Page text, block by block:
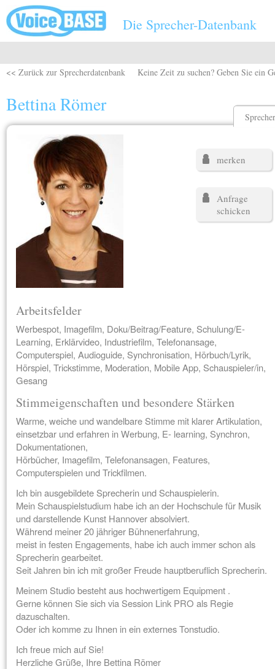
Direkt zum Inhalt
Die Sprecher-Datenbank
<< Zurück zur Sprecherdatenbank Keine Zeit zu suchen? Geben Sie ein
Bettina Römer
merken
Anfrage
schicken
Arbeitsfelder
Werbespot, Imagefilm, Doku/Beitrag/Feature, Schulung/E-
Learning, Erklärvideo, Industriefilm, Telefonansage,
Computerspiel, Audioguide, Synchronisation, Hörbuch/Lyrik,
Hörspiel, Trickstimme, Moderation, Mobile App, Schauspieler/in,
Gesang
Stimmeigenschaften und besondere Stärken
Warme, weiche und wandelbare Stimme mit klarer Artikulation,
einsetzbar und erfahren in Werbung, E- learning, Synchron,
Dokumentationen,
Hörbücher, Imagefilm, Telefonansagen, Features,
Computerspielen und Trickfilmen.
Ich bin ausgebildete Sprecherin und Schauspielerin.
Mein Schauspielstudium habe ich an der Hochschule für Musik
und darstellende Kunst Hannover absolviert.
Während meiner 20 jähriger Bühnenerfahrung,
meist in festen Engagements, habe ich auch immer schon als
Sprecherin gearbeitet.
Seit Jahren bin ich mit großer Freude hauptberuflich Sprecherin.
Meinem Studio besteht aus hochwertigem Equipment .
Gerne können Sie sich via Session Link PRO als Regie
dazuschalten.
Oder ich komme zu Ihnen in ein externes Tonstudio.
Ich freue mich auf Sie!
Herzliche Grüße, Ihre Bettina Römer